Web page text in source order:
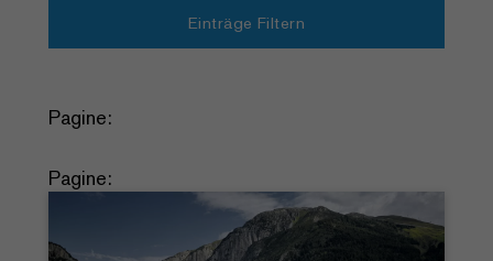
Einträge Filtern
Pagine:
Pagine: